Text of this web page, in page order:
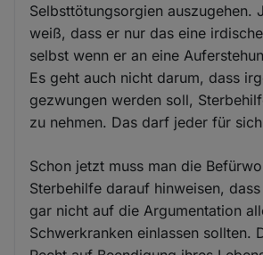
Selbsttötungsorgien auszugehen.
weiß, dass er nur das eine
selbst wenn er an eine
Es geht auch nicht darum, dass
gezwungen werden soll,
zu nehmen. Das darf jeder für
Schon jetzt muss man die
Sterbehilfe darauf hinweisen,
gar nicht auf die Argumentation
Schwerkranken einlassen sollten.